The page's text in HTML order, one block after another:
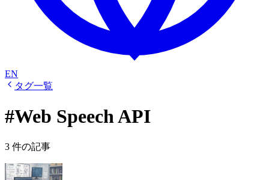
EN
タグ一覧
#Web Speech API
3 件の記事